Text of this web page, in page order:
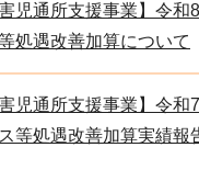
児通所支援事業】令和
処遇改善加算について
害児通所支援事業】令和
等処遇改善加算実績報